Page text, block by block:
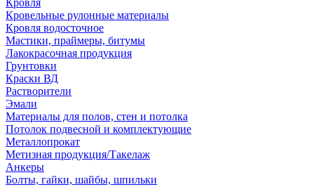
Кровля
Кровельные рулонные материалы
Кровля водосточное
Мастики, праймеры, битумы
Лакокрасочная продукция
Грунтовки
Краски ВД
Растворители
Эмали
Материалы для полов, стен и потолка
Потолок подвесной и комплектующие
Металлопрокат
Метизная продукция/Такелаж
Анкеры
Болты, гайки, шайбы, шпильки